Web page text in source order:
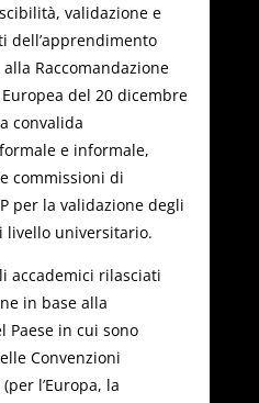
validazione e
dell’apprendimento
Raccomandazione
del 20 dicembre
convalida
e informale,
commissioni di
per la validazione degli
universitario.
accademici rilasciati
in base alla
Paese in cui sono
Convenzioni
l’Europa, la